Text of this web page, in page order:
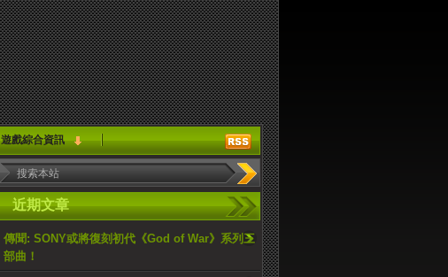
遊戲綜合資訊
近期文章
傳聞: SONY或將復刻初代《God of War》系列三
部曲！